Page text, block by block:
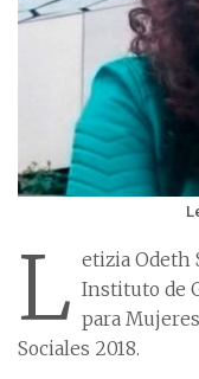
L etizia Odeth
Instituto de
para
Sociales 2018.